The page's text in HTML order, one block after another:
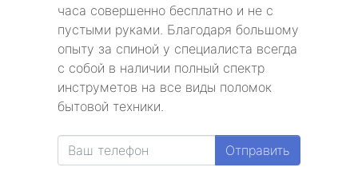
часа совершенно бесплатно и не с
пустыми руками. Благодаря большому
опыту за спиной у специалиста всегда
с собой в наличии полный спектр
инструметов на все виды поломок
бытовой техники.
Отправить